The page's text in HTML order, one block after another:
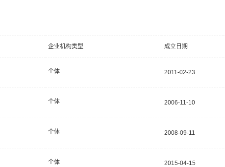
企业机构类型 成立日期
个体 2011-02-23
个体 2006-11-10
个体 2008-09-11
个体 2015-04-15